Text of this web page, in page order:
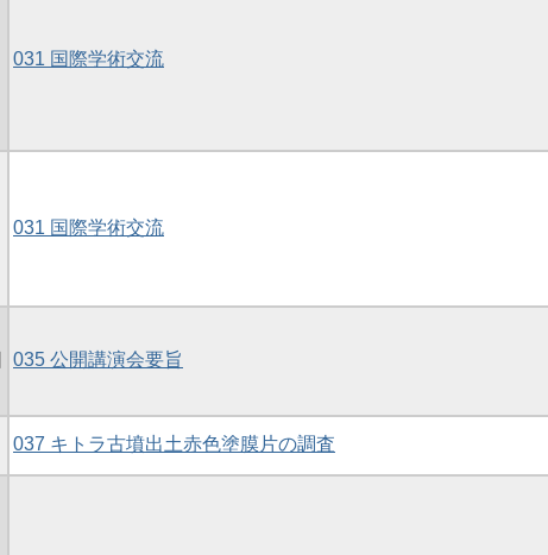
031 国際学術交流
031 国際学術交流
035 公開講演会要旨
037 キトラ古墳出土赤色塗膜片の調査